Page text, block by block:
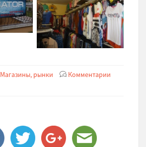
Магазины, рынки
Комментарии